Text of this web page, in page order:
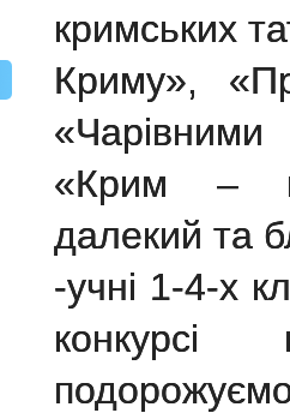
кримських
Криму»,
«Крим –
далекий та
-учні 1-4-х